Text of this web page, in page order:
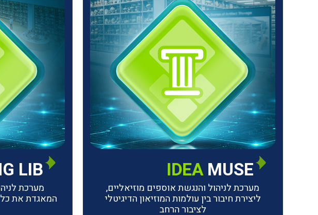
IDEAMUSE
מערכת לניהול והנגשת אוספים מוזיאליים,
ליצירת חיבור בין עולמות המוזיאון הדיגיטלי
לציבור הרחב
LIB
מערכת
המאגדת את